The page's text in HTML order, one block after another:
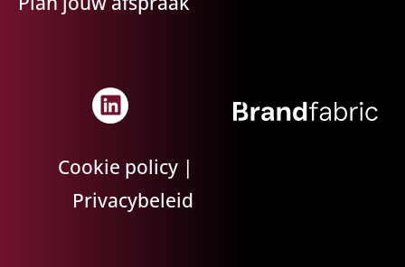
Cookie policy |
Privacybeleid